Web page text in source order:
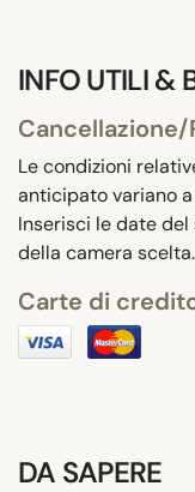
INFO UTILI &
Le condizioni
anticipato variano
Inserisci le date
della camera scelta.
Carte di
DA SAPERE